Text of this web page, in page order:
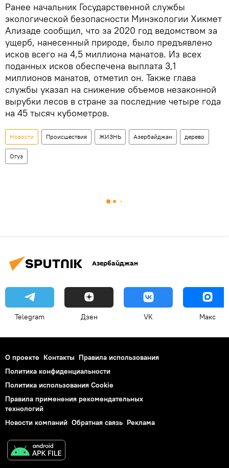
Ранее начальник Государственной службы
экологической безопасности Минэкологии Хикмет
Ализаде сообщил, что за 2020 год ведомством за
ущерб, нанесенный природе, было предъявлено
исков всего на 4,5 миллиона манатов. Из всех
поданных исков обеспечена выплата 3,1
миллионов манатов, отметил он. Также глава
службы указал на снижение объемов незаконной
вырубки лесов в стране за последние четыре года
на 45 тысяч кубометров.
Новости Происшествия ЖИЗНЬ Азербайджан дерево
Огуз
Азербайджан
Telegram Дзен VK Макс
О проекте Контакты Правила использования
Политика конфиденциальности
Политика использования Cookie
Правила применения рекомендательных
технологий
Новости компаний Обратная связь Реклама